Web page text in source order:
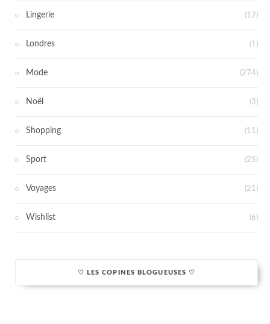
Lingerie (12)
Londres (1)
Mode (274)
Noël (3)
Shopping (11)
Sport (25)
Voyages (21)
Wishlist (6)
♡ LES COPINES BLOGUEUSES ♡